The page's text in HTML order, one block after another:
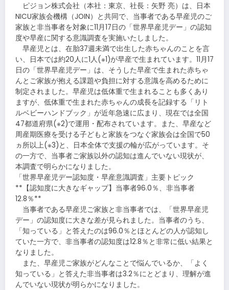
ピジョン株式会社（本社：東京、社長：矢野 亮）は、日本
NICU家族会機構（JOIN）と共同で、当事者である早産児のご
家族と非当事者を対象に11月17日の「世界早産児デー」の認知
度や早産に関する意識調査を実施いたしました。
早産児とは、在胎37週未満で出生した赤ちゃんのことを言
い、日本では約20人に1人(※1)が早産で生まれています。11月17
日の「世界早産児デー」は、そうした早産で生まれた赤ちゃ
んとご家族が抱える課題や負担に対する意識を高めるために
制定されました。早産児は低体重で生まれることも多くあり
ますが、低体重で生まれた赤ちゃんの成長を記録する「リト
ルベビーハンドブック」が近年急速に広まり、現在では全国
47都道府県(※2)で運用・配布されています。また、早産など
周産期医療を受ける子どもと家族をつなぐ家族会は全国で50
ヵ所以上(※3)と、日本全体で支援の輪が広がっています。そ
の一方で、当事者ご家族以外の認知は進んでいない現状が、
本調査で明らかになりました。
「世界早産児デー認知度・早産意識調査」主要トピック
**【認知度に大きなギャップ】当事者96.0％、非当事者
12.8％**
当事者である早産児ご家族と非当事者では、「世界早産児
デー」の認知度に大きな差が見られました。当事者のうち、
「知っている」と答えたのは96.0％とほとんどの人が認知し
ていた一方で、非当事者の認知度は12.8％と非常に低い結果と
なりました。
また、早産児ご家族がどんなことで悩んでいるか、「よく
知っている」と答えた非当事者は3.2％にとどまり、理解が進
んでいない現状が明らかになりました。